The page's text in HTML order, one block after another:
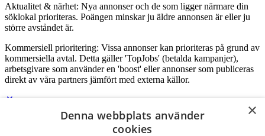
Aktualitet & närhet: Nya annonser och de som ligger närmare din
söklokal prioriteras. Poängen minskar ju äldre annonsen är eller ju
större avståndet är.
Kommersiell prioritering: Vissa annonser kan prioriteras på grund av
kommersiella avtal. Detta gäller 'TopJobs' (betalda kampanjer),
arbetsgivare som använder en 'boost' eller annonser som publiceras
direkt av våra partners jämfört med externa källor.
Logga in som företag
×
Denna webbplats använder
cookies